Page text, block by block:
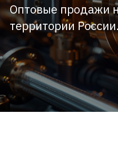
Оптовые продажи
территории